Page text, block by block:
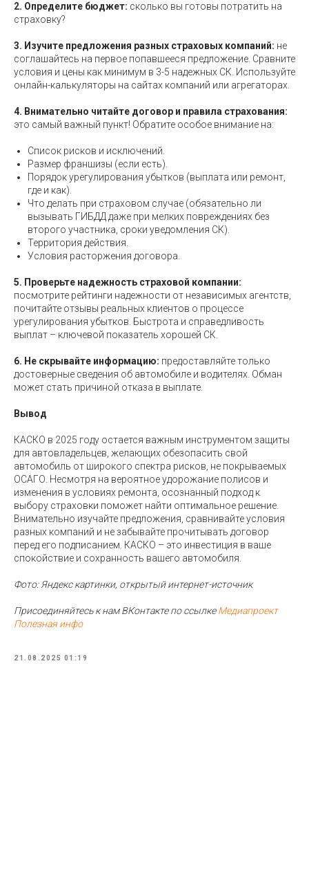
2. Определите бюджет: сколько вы готовы потратить на
страховку?
3. Изучите предложения разных страховых компаний: не
соглашайтесь на первое попавшееся предложение. Сравните
условия и цены как минимум в 3-5 надежных СК. Используйте
онлайн-калькуляторы на сайтах компаний или агрегаторах.
4. Внимательно читайте договор и правила страхования:
это самый важный пункт! Обратите особое внимание на:
Список рисков и исключений.
Размер франшизы (если есть).
Порядок урегулирования убытков (выплата или ремонт,
где и как).
Что делать при страховом случае (обязательно ли
вызывать ГИБДД даже при мелких повреждениях без
второго участника, сроки уведомления СК).
Территория действия.
Условия расторжения договора.
5. Проверьте надежность страховой компании:
посмотрите рейтинги надежности от независимых агентств,
почитайте отзывы реальных клиентов о процессе
урегулирования убытков. Быстрота и справедливость
выплат – ключевой показатель хорошей СК.
6. Не скрывайте информацию: предоставляйте только
достоверные сведения об автомобиле и водителях. Обман
может стать причиной отказа в выплате.
Вывод
КАСКО в 2025 году остается важным инструментом защиты
для автовладельцев, желающих обезопасить свой
автомобиль от широкого спектра рисков, не покрываемых
ОСАГО. Несмотря на вероятное удорожание полисов и
изменения в условиях ремонта, осознанный подход к
выбору страховки поможет найти оптимальное решение.
Внимательно изучайте предложения, сравнивайте условия
разных компаний и не забывайте прочитывать договор
перед его подписанием. КАСКО – это инвестиция в ваше
спокойствие и сохранность вашего автомобиля.
Фото: Яндекс картинки, открытый интернет-источник
Присоединяйтесь к нам ВКонтакте по ссылкеМедиапроект
Полезная инфо
21.08.2025 01:19